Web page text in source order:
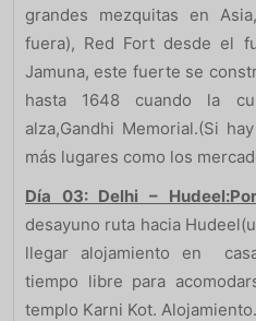
grandes mezquitas en
fuera), Red Fort desde el
Jamuna, este fuerte se
hasta 1648 cuando la
alza,Gandhi Memorial.(Si
más lugares como los
Día 03: Delhi –
desayuno ruta hacia
llegar alojamiento en
tiempo libre para
templo Karni Kot. Alojamiento.